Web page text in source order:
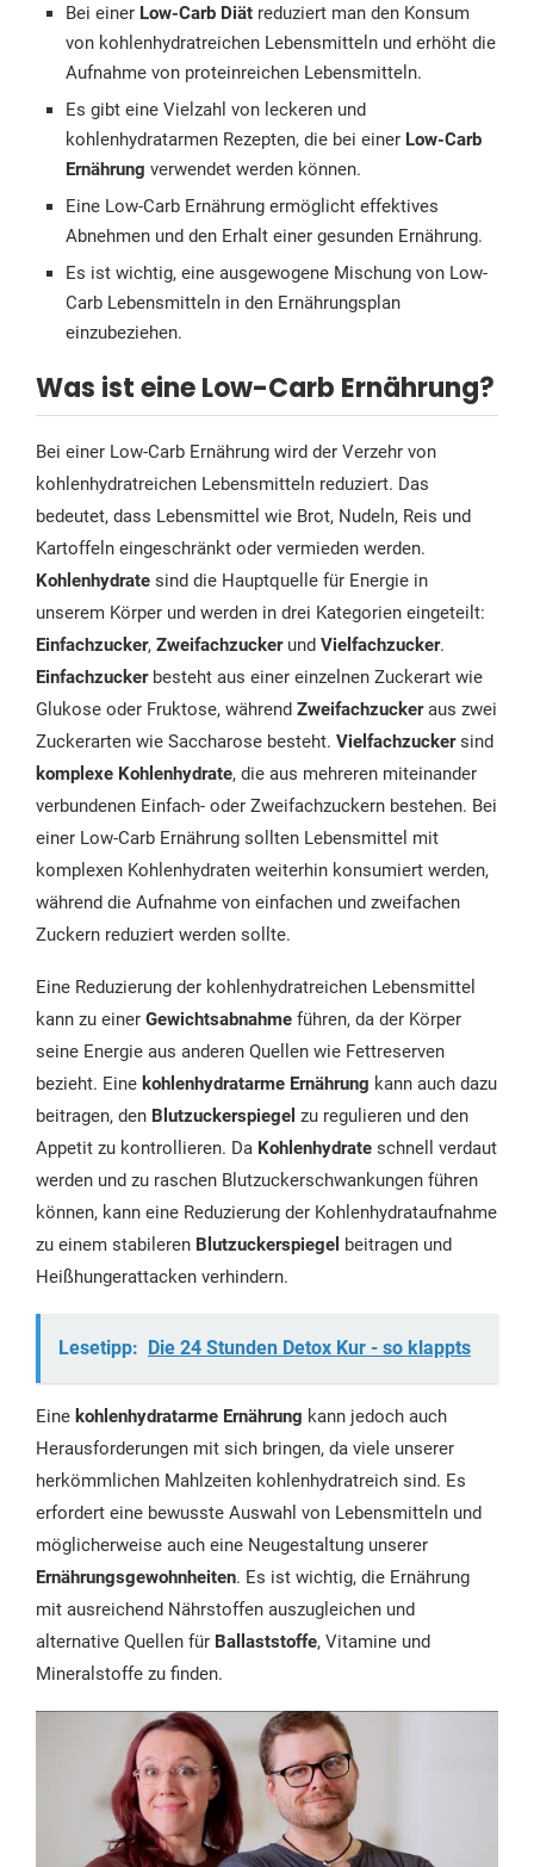
Nachteile einer Low-Carb Ernährung
Bei einer Low-Carb Diät reduziert man den Konsum
von kohlenhydratreichen Lebensmitteln und erhöht die
Aufnahme von proteinreichen Lebensmitteln.
Es gibt eine Vielzahl von leckeren und
kohlenhydratarmen Rezepten, die bei einer Low-Carb
Ernährung verwendet werden können.
Eine Low-Carb Ernährung ermöglicht effektives
Abnehmen und den Erhalt einer gesunden Ernährung.
Es ist wichtig, eine ausgewogene Mischung von Low-
Carb Lebensmitteln in den Ernährungsplan
einzubeziehen.
Was ist eine Low-Carb Ernährung?
Bei einer Low-Carb Ernährung wird der Verzehr von
kohlenhydratreichen Lebensmitteln reduziert. Das
bedeutet, dass Lebensmittel wie Brot, Nudeln, Reis und
Kartoffeln eingeschränkt oder vermieden werden.
Kohlenhydrate sind die Hauptquelle für Energie in
unserem Körper und werden in drei Kategorien eingeteilt:
Einfachzucker, Zweifachzuckerund Vielfachzucker.
Einfachzuckerbesteht aus einer einzelnen Zuckerart wie
Glukose oder Fruktose, während Zweifachzuckeraus zwei
Zuckerarten wie Saccharose besteht. Vielfachzuckersind
komplexe Kohlenhydrate, die aus mehreren miteinander
verbundenen Einfach- oder Zweifachzuckern bestehen. Bei
einer Low-Carb Ernährung sollten Lebensmittel mit
komplexen Kohlenhydraten weiterhin konsumiert werden,
während die Aufnahme von einfachen und zweifachen
Zuckern reduziert werden sollte.
Eine Reduzierung der kohlenhydratreichen Lebensmittel
kann zu einer Gewichtsabnahme führen, da der Körper
seine Energie aus anderen Quellen wie Fettreserven
bezieht. Eine kohlenhydratarme Ernährung kann auch dazu
beitragen, den Blutzuckerspiegel zu regulieren und den
Appetit zu kontrollieren. Da Kohlenhydrate schnell verdaut
werden und zu raschen Blutzuckerschwankungen führen
können, kann eine Reduzierung der Kohlenhydrataufnahme
zu einem stabileren Blutzuckerspiegel beitragen und
Heißhungerattacken verhindern.
Lesetipp: Die 24 Stunden Detox Kur - so klappts
Eine kohlenhydratarme Ernährung kann jedoch auch
Herausforderungen mit sich bringen, da viele unserer
herkömmlichen Mahlzeiten kohlenhydratreich sind. Es
erfordert eine bewusste Auswahl von Lebensmitteln und
möglicherweise auch eine Neugestaltung unserer
Ernährungsgewohnheiten. Es ist wichtig, die Ernährung
mit ausreichend Nährstoffen auszugleichen und
alternative Quellen für Ballaststoffe, Vitamine und
Mineralstoffe zu finden.